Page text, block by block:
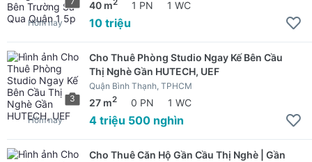
40 m2 1 PN 1 WC
10 triệu
Hôm nay
3
Cho Thuê Phòng Studio Ngay Kế Bên Cầu
Thị Nghè Gần HUTECH, UEF
Quận Bình Thạnh, TPHCM
27 m2 0 PN 1 WC
4 triệu 500 nghìn
Hôm nay
Cho Thuê Căn Hộ Gần Cầu Thị Nghè | Gần